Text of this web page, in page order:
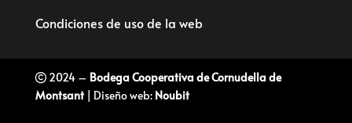
Condiciones de uso de la web
2024 – Bodega Cooperativa de Cornudella de
Montsant| Diseño web: Noubit